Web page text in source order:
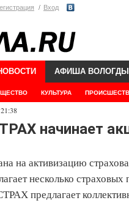
Вход
КУЛЬТУРА
АФИША ВОЛОГДЫ
начинает
на активизацию
несколько
предлагает